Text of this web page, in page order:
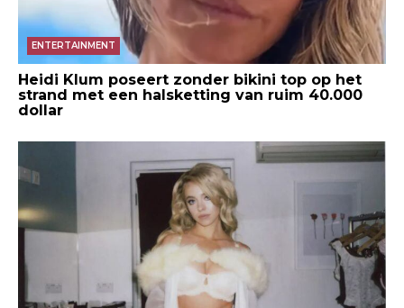
ENTERTAINMENT
Heidi Klum poseert zonder bikini top op het
strand met een halsketting van ruim 40.000
dollar